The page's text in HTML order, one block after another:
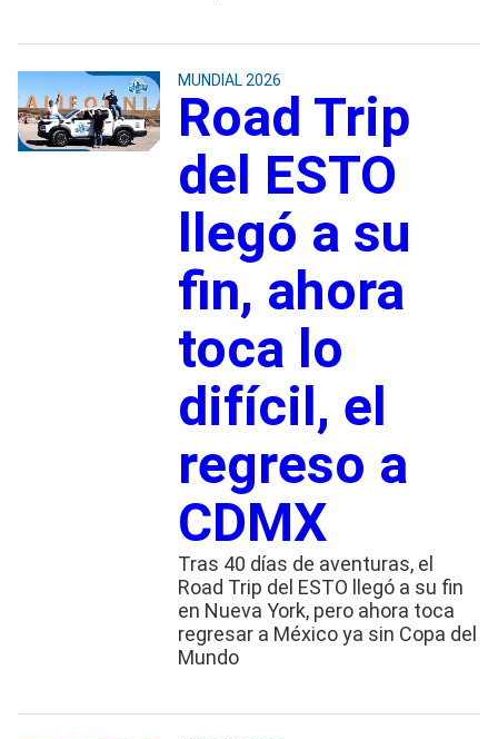
MUNDIAL 2026
Road Trip
del ESTO
llegó a su
fin, ahora
toca lo
difícil, el
regreso a
CDMX
Tras 40 días de aventuras, el
Road Trip del ESTO llegó a su fin
en Nueva York, pero ahora toca
regresar a México ya sin Copa del
Mundo